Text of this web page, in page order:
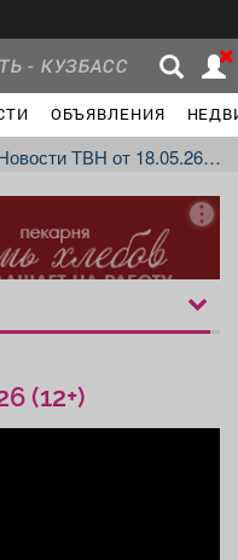
- КУЗБАСС
ОБЪЯВЛЕНИЯ
Новости
Услуги
Новости ТВН от 18.05.26 (12+)
(12+)